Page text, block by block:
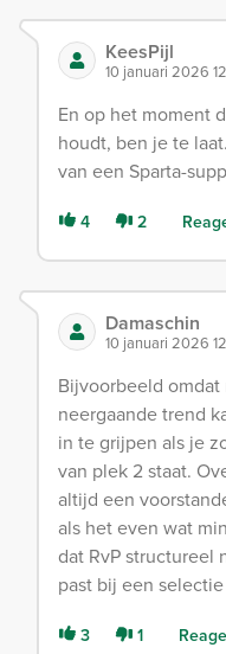
KeesPijl
10 januari 2026
En op het moment
houdt, ben je te
van een Sparta-
4 2
Damaschin
10 januari 2026
Bijvoorbeeld omdat
neergaande trend
in te grijpen als je
van plek 2 staat.
altijd een
als het even wat
dat RvP structureel
past bij een
3 1